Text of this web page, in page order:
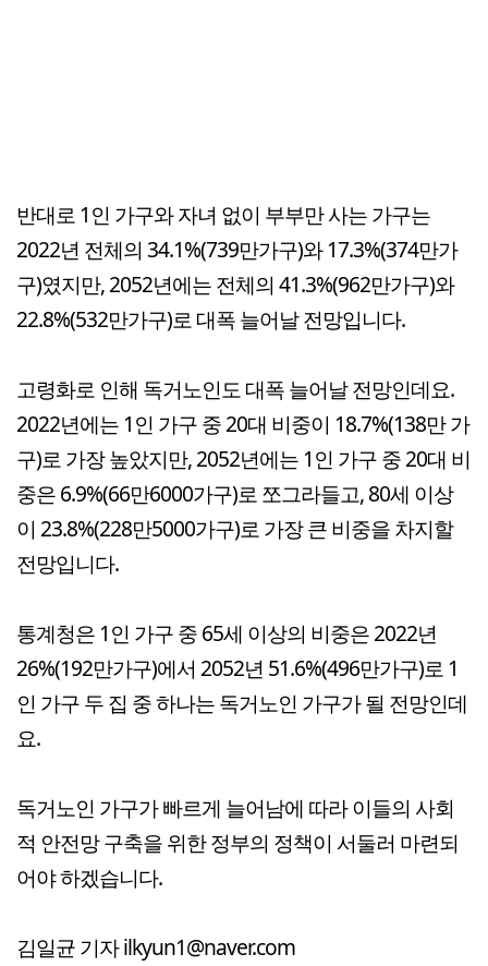
반대로 1인 가구와 자녀 없이 부부만 사는 가구는
2022년 전체의 34.1%(739만가구)와 17.3%(374만가
구)였지만, 2052년에는 전체의 41.3%(962만가구)와
22.8%(532만가구)로 대폭 늘어날 전망입니다.
고령화로 인해 독거노인도 대폭 늘어날 전망인데요.
2022년에는 1인 가구 중 20대 비중이 18.7%(138만 가
구)로 가장 높았지만, 2052년에는 1인 가구 중 20대 비
중은 6.9%(66만6000가구)로 쪼그라들고, 80세 이상
이 23.8%(228만5000가구)로 가장 큰 비중을 차지할
전망입니다.
통계청은 1인 가구 중 65세 이상의 비중은 2022년
26%(192만가구)에서 2052년 51.6%(496만가구)로 1
인 가구 두 집 중 하나는 독거노인 가구가 될 전망인데
요.
독거노인 가구가 빠르게 늘어남에 따라 이들의 사회
적 안전망 구축을 위한 정부의 정책이 서둘러 마련되
어야 하겠습니다.
김일균 기자 ilkyun1@naver.com